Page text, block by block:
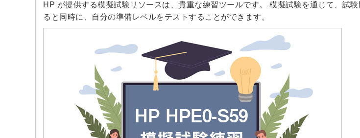
HP が提供する模擬試験リソースは、貴重な練習ツールです。 模擬試験を通じて、試
ると同時に、自分の準備レベルをテストすることができます。